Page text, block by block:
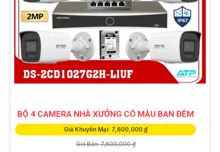
BỘ 4 CAMERA NHÀ XƯỞNG CÓ MÀU BAN ĐÊM
Giá Khuyến Mại: 7,600,000 ₫
Giá Bán: 7,600,000 ₫